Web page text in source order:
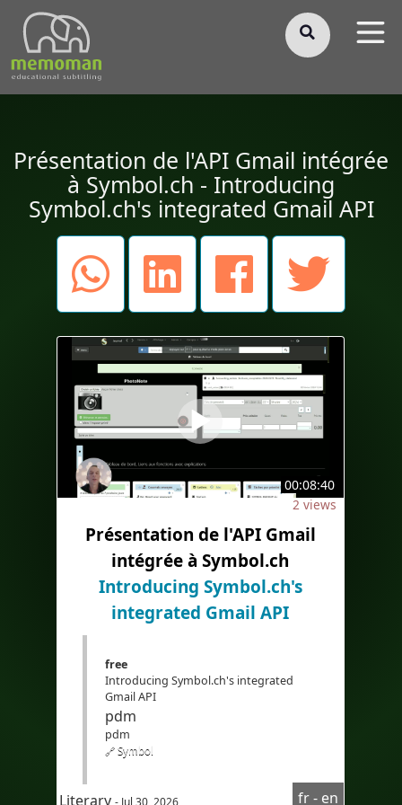
Présentation de l'API Gmail intégrée
à Symbol.ch - Introducing
Symbol.ch's integrated Gmail API
00:08:40
2 views
Présentation de l'API Gmail
intégrée à Symbol.ch
Introducing Symbol.ch's
integrated Gmail API
free
Introducing Symbol.ch's integrated
Gmail API
pdm
pdm
🔗 Symbol
Literary - Jul 30, 2026 fr - en